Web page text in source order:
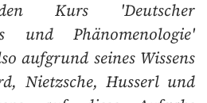
Kurs 'Deutscher
und Phänomenologie'
aufgrund seines Wissens
Nietzsche, Husserl und